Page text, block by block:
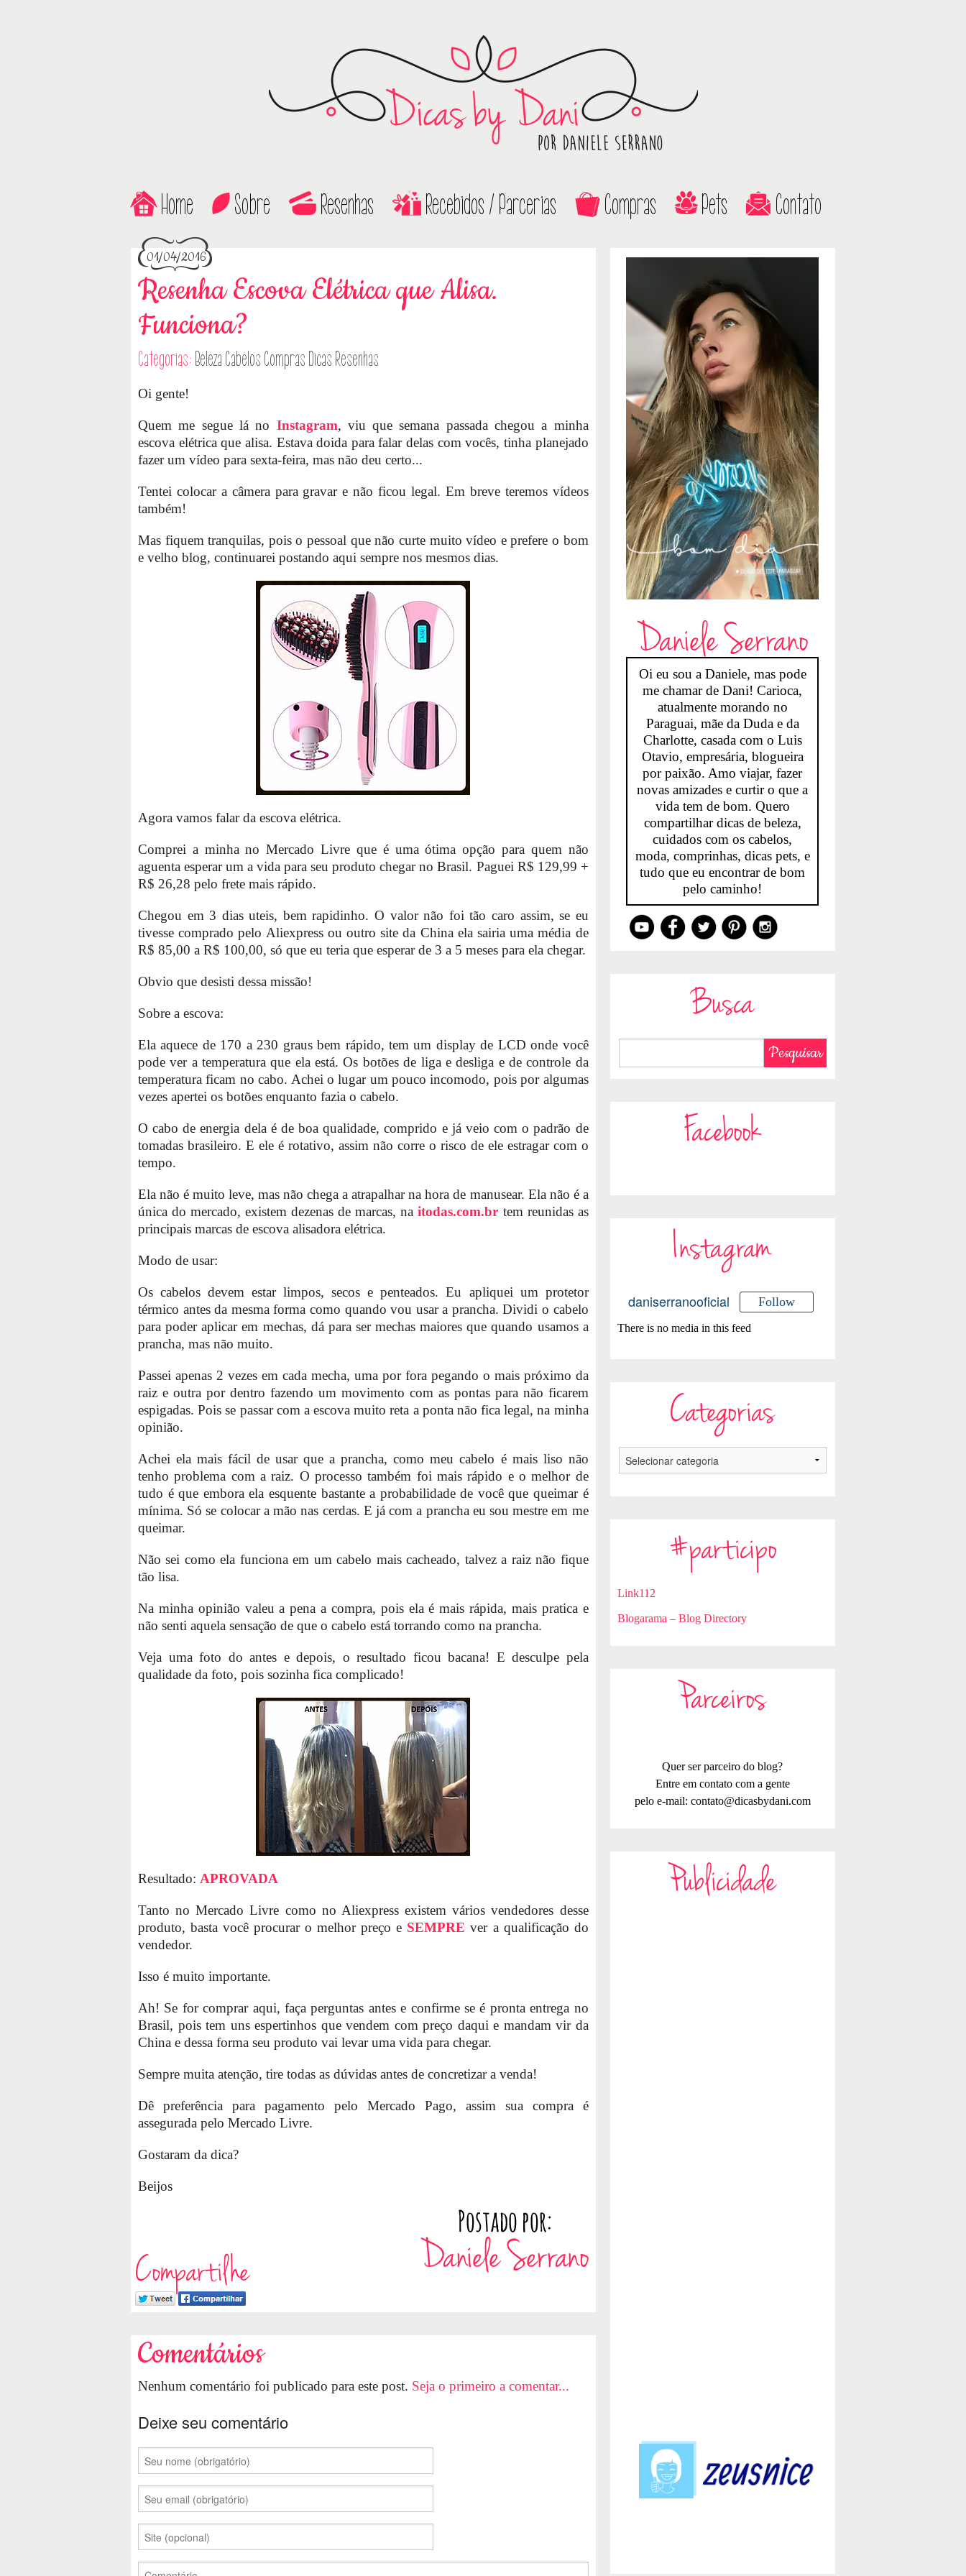
Home Sobre Resenhas Recebidos / Parcerias Compras Pets Contato
01/04/2016
Resenha Escova Elétrica que Alisa.
Funciona?
Categorias: Beleza Cabelos Compras Dicas Resenhas
Oi gente!
Quem me segue lá no Instagram, viu que semana passada chegou a minha
escova elétrica que alisa. Estava doida para falar delas com vocês, tinha planejado
fazer um vídeo para sexta-feira, mas não deu certo...
Tentei colocar a câmera para gravar e não ficou legal. Em breve teremos vídeos
também!
Mas fiquem tranquilas, pois o pessoal que não curte muito vídeo e prefere o bom
e velho blog, continuarei postando aqui sempre nos mesmos dias.
Agora vamos falar da escova elétrica.
Comprei a minha no Mercado Livre que é uma ótima opção para quem não
aguenta esperar um a vida para seu produto chegar no Brasil. Paguei R$ 129,99 +
R$ 26,28 pelo frete mais rápido.
Chegou em 3 dias uteis, bem rapidinho. O valor não foi tão caro assim, se eu
tivesse comprado pelo Aliexpress ou outro site da China ela sairia uma média de
R$ 85,00 a R$ 100,00, só que eu teria que esperar de 3 a 5 meses para ela chegar.
Obvio que desisti dessa missão!
Sobre a escova:
Ela aquece de 170 a 230 graus bem rápido, tem um display de LCD onde você
pode ver a temperatura que ela está. Os botões de liga e desliga e de controle da
temperatura ficam no cabo. Achei o lugar um pouco incomodo, pois por algumas
vezes apertei os botões enquanto fazia o cabelo.
O cabo de energia dela é de boa qualidade, comprido e já veio com o padrão de
tomadas brasileiro. E ele é rotativo, assim não corre o risco de ele estragar com o
tempo.
Ela não é muito leve, mas não chega a atrapalhar na hora de manusear. Ela não é a
única do mercado, existem dezenas de marcas, naitodas.com.br tem reunidas as
principais marcas de escova alisadora elétrica.
Modo de usar:
Os cabelos devem estar limpos, secos e penteados. Eu apliquei um protetor
térmico antes da mesma forma como quando vou usar a prancha. Dividi o cabelo
para poder aplicar em mechas, dá para ser mechas maiores que quando usamos a
prancha, mas não muito.
Passei apenas 2 vezes em cada mecha, uma por fora pegando o mais próximo da
raiz e outra por dentro fazendo um movimento com as pontas para não ficarem
espigadas. Pois se passar com a escova muito reta a ponta não fica legal, na minha
opinião.
Achei ela mais fácil de usar que a prancha, como meu cabelo é mais liso não
tenho problema com a raiz. O processo também foi mais rápido e o melhor de
tudo é que embora ela esquente bastante a probabilidade de você que queimar é
mínima. Só se colocar a mão nas cerdas. E já com a prancha eu sou mestre em me
queimar.
Não sei como ela funciona em um cabelo mais cacheado, talvez a raiz não fique
tão lisa.
Na minha opinião valeu a pena a compra, pois ela é mais rápida, mais pratica e
não senti aquela sensação de que o cabelo está torrando como na prancha.
Veja uma foto do antes e depois, o resultado ficou bacana! E desculpe pela
qualidade da foto, pois sozinha fica complicado!
Resultado: APROVADA
Tanto no Mercado Livre como no Aliexpress existem vários vendedores desse
produto, basta você procurar o melhor preço e SEMPRE ver a qualificação do
vendedor.
Isso é muito importante.
Ah! Se for comprar aqui, faça perguntas antes e confirme se é pronta entrega no
Brasil, pois tem uns espertinhos que vendem com preço daqui e mandam vir da
China e dessa forma seu produto vai levar uma vida para chegar.
Sempre muita atenção, tire todas as dúvidas antes de concretizar a venda!
Dê preferência para pagamento pelo Mercado Pago, assim sua compra é
assegurada pelo Mercado Livre.
Gostaram da dica?
Beijos
Compartilhe
Comentários
Nenhum comentário foi publicado para este post. Seja o primeiro a comentar...
Deixe seu comentário
Daniele Serrano
Oi eu sou a Daniele, mas pode
me chamar de Dani! Carioca,
atualmente morando no
Paraguai, mãe da Duda e da
Charlotte, casada com o Luis
Otavio, empresária, blogueira
por paixão. Amo viajar, fazer
novas amizades e curtir o que a
vida tem de bom. Quero
compartilhar dicas de beleza,
cuidados com os cabelos,
moda, comprinhas, dicas pets, e
tudo que eu encontrar de bom
pelo caminho!
Busca
Facebook
Instagram
daniserranooficial Follow
There is no media in this feed
Categorias
#participo
Link112
Blogarama – Blog Directory
Parceiros
Quer ser parceiro do blog?
Entre em contato com a gente
pelo e-mail: contato@dicasbydani.com
Publicidade